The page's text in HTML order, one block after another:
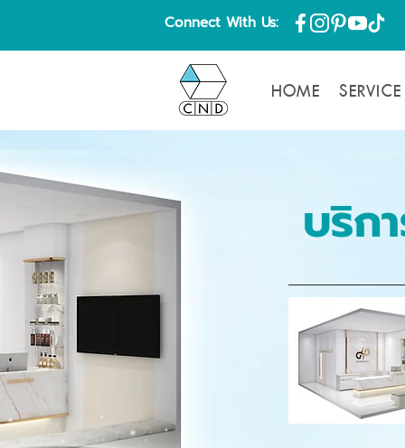
Connect With Us:
HOME SERVICE
บริก